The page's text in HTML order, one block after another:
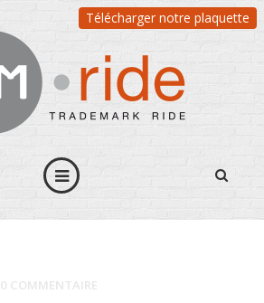
Télécharger notre plaquette
0 COMMENTAIRE